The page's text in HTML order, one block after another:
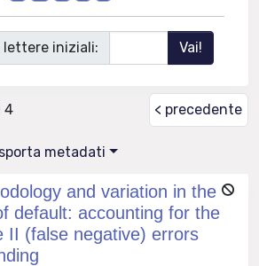
lettere iniziali:
4 < precedente
metadati
and variation in the
default: accounting for the
II (false negative) errors